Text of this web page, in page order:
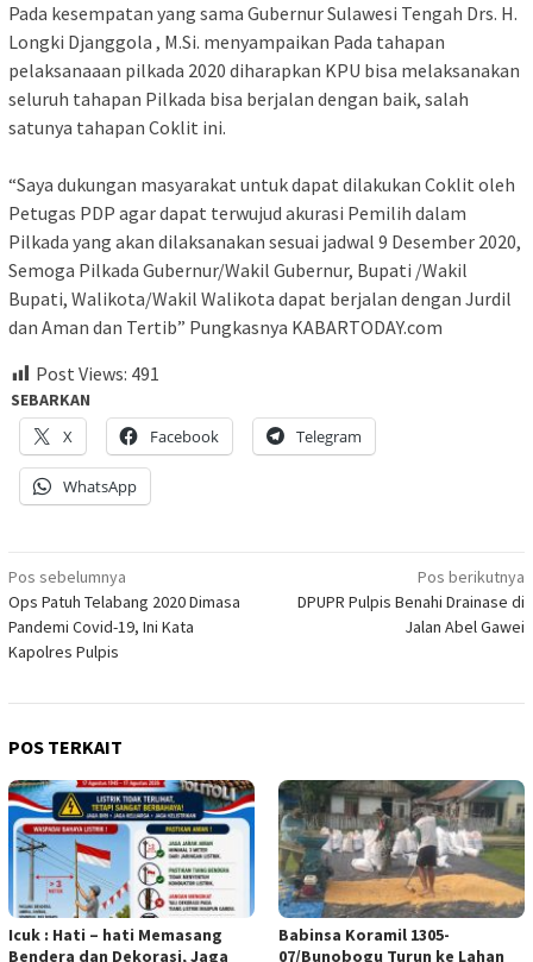
Pada kesempatan yang sama Gubernur Sulawesi Tengah Drs. H.
Longki Djanggola , M.Si. menyampaikan Pada tahapan
pelaksanaaan pilkada 2020 diharapkan KPU bisa melaksanakan
seluruh tahapan Pilkada bisa berjalan dengan baik, salah
satunya tahapan Coklit ini.
“Saya dukungan masyarakat untuk dapat dilakukan Coklit oleh
Petugas PDP agar dapat terwujud akurasi Pemilih dalam
Pilkada yang akan dilaksanakan sesuai jadwal 9 Desember 2020,
Semoga Pilkada Gubernur/Wakil Gubernur, Bupati /Wakil
Bupati, Walikota/Wakil Walikota dapat berjalan dengan Jurdil
dan Aman dan Tertib” Pungkasnya KABARTODAY.com
Post Views: 491
SEBARKAN
X
Facebook Telegram
WhatsApp
Navigasi
pos
Pos sebelumnya
Ops Patuh Telabang 2020 Dimasa
Pandemi Covid-19, Ini Kata
Kapolres Pulpis
Pos berikutnya
DPUPR Pulpis Benahi Drainase di
Jalan Abel Gawei
POS TERKAIT
Icuk : Hati – hati Memasang
Bendera dan Dekorasi, Jaga
Babinsa Koramil 1305-
07/Bunobogu Turun ke Lahan